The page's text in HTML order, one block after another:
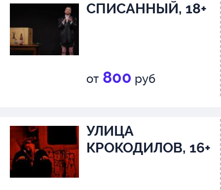
СПИСАННЫЙ, 18+
от 800 руб
УЛИЦА
КРОКОДИЛОВ, 16+